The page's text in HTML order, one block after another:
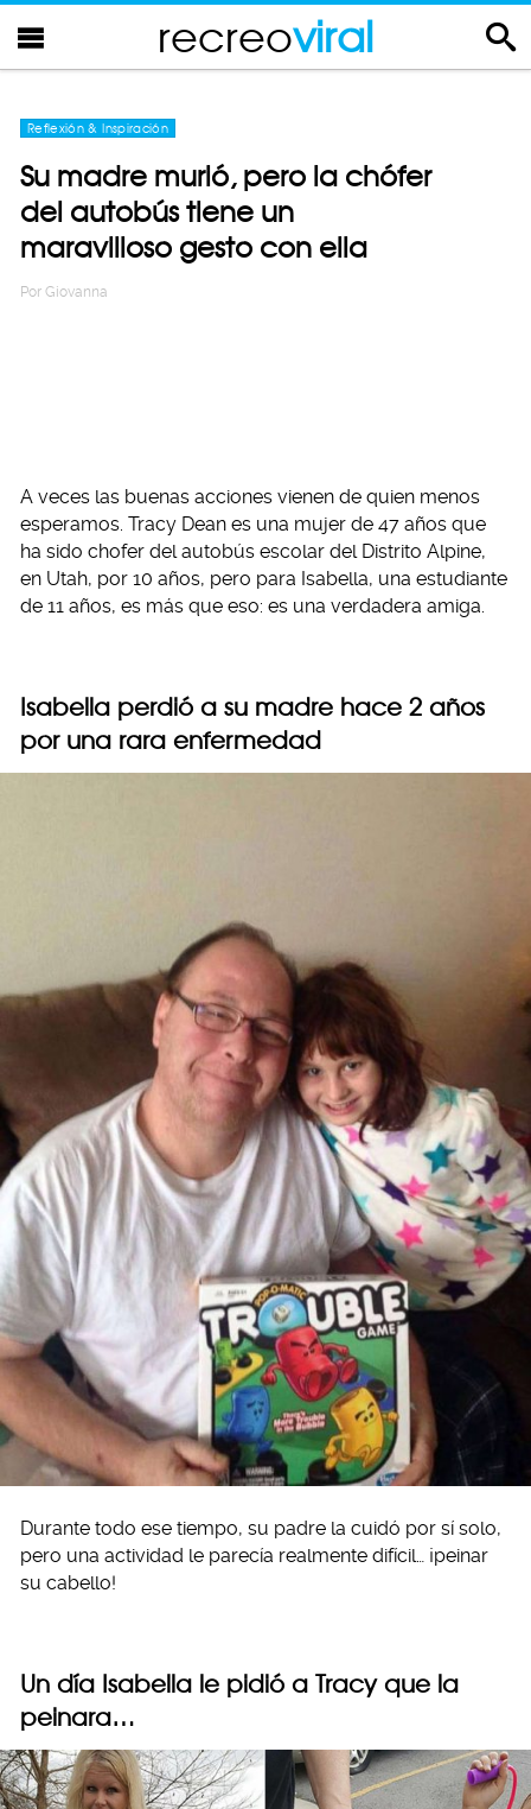
recreoviral
Reflexión & Inspiración
Su madre murió, pero la chófer
del autobús tiene un
maravilloso gesto con ella
Por Giovanna
A veces las buenas acciones vienen de quien menos
esperamos. Tracy Dean es una mujer de 47 años que
ha sido chofer del autobús escolar del Distrito Alpine,
en Utah, por 10 años, pero para Isabella, una estudiante
de 11 años, es más que eso: es una verdadera amiga.
Isabella perdió a su madre hace 2 años
por una rara enfermedad
Durante todo ese tiempo, su padre la cuidó por sí solo,
pero una actividad le parecía realmente difícil… ¡peinar
su cabello!
Un día Isabella le pidió a Tracy que la
peinara…